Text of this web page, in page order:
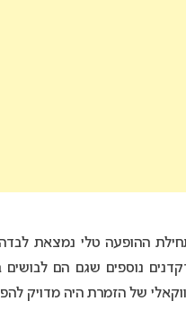
ההופעה טלי נמצאת
נוספים שגם הם
של הזמרת היה מדויק